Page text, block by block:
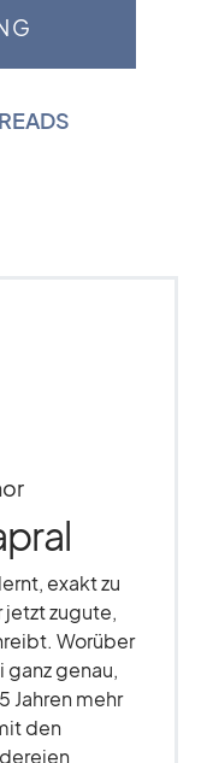
exakt zu
zugute,
Worüber
genau,
Jahren mehr
den